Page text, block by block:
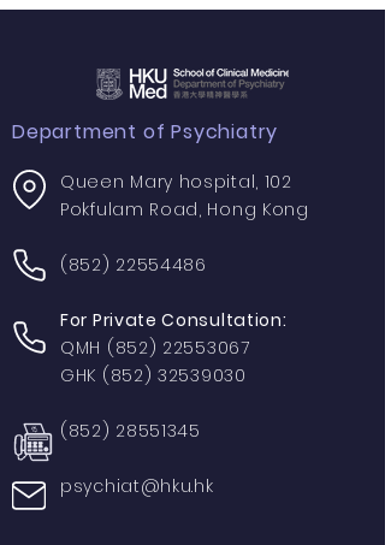
Department of Psychiatry
Queen Mary hospital, 102
Pokfulam Road, Hong Kong
(852) 22554486
For Private Consultation:
QMH (852) 22553067
GHK (852) 32539030
(852) 28551345
psychiat@hku.hk